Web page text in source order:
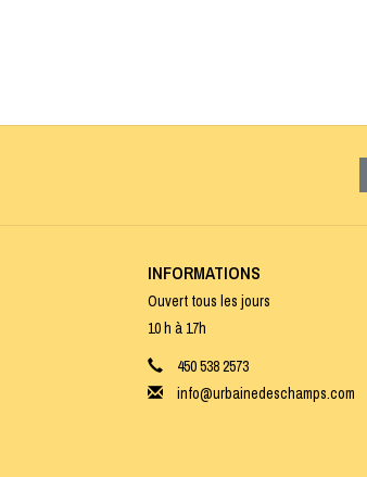
INFORMATIONS
Ouvert tous les jours
10 h à 17h
450 538 2573
info@urbainedeschamps.com